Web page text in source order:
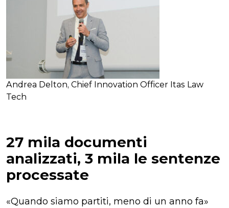
Andrea Delton, Chief Innovation Officer Itas Law
Tech
27 mila documenti
analizzati, 3 mila le sentenze
processate
«Quando siamo partiti, meno di un anno fa»